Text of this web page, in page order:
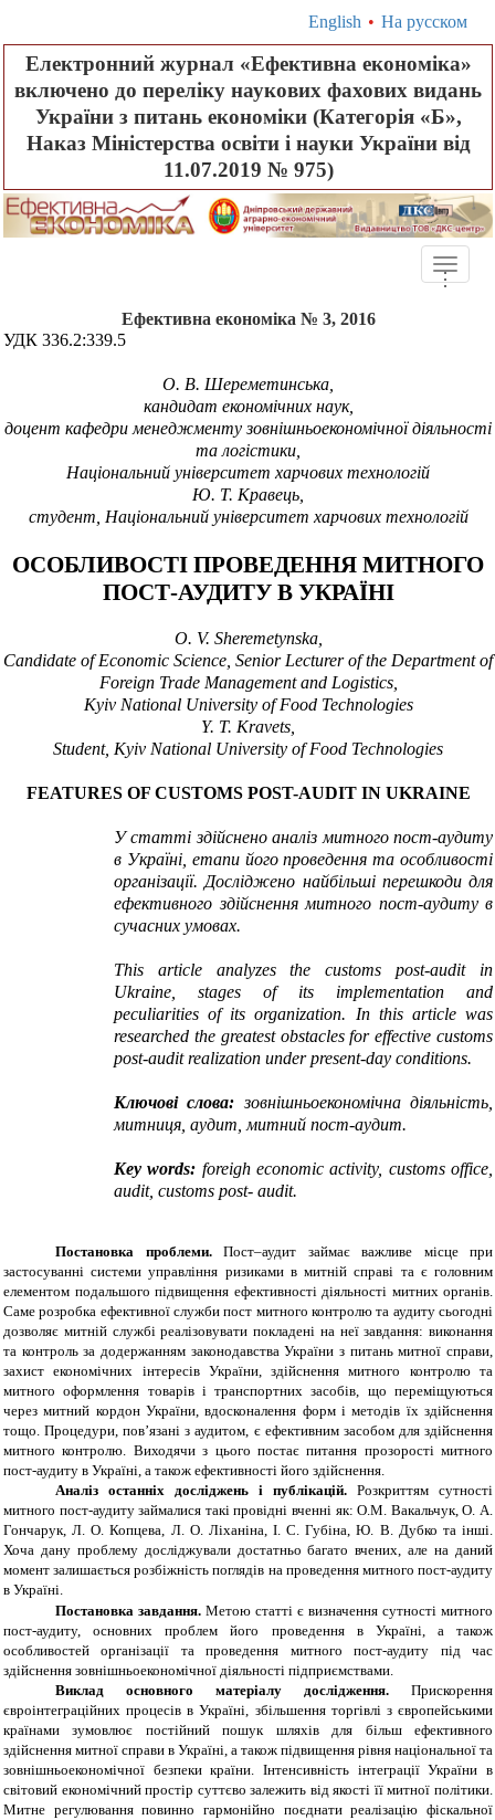
English • На русском
Електронний журнал «Ефективна економіка»
включено до переліку наукових фахових видань
України з питань економіки (Категорія «Б»,
Наказ Міністерства освіти і науки України від
11.07.2019 № 975)
Toggle
...
Ефективна економіка № 3, 2016
УДК 336.2:339.5
О. В. Шереметинська,
кандидат економічних наук,
доцент кафедри менеджменту зовнішньоекономічної діяльності
та логістики,
Національний університет харчових технологій
Ю. Т. Кравець,
студент, Національний університет харчових технологій
ОСОБЛИВОСТІ ПРОВЕДЕННЯ МИТНОГО
ПОСТ-АУДИТУ В УКРАЇНІ
O. V. Sheremetynska,
Candidate of Economic Science, Senior Lecturer of the Department of
Foreign Trade Management and Logistics,
Kyiv National University of Food Technologies
Y. T. Kravets
Student, Kyiv National University of Food Technologies
FEATURES OF CUSTOMS POST-AUDIT IN UKRAINE
У статті здійснено аналіз митного пост-аудиту
в Україні, етапи його проведення та особливості
організації. Досліджено найбільші перешкоди для
ефективного здійснення митного пост-аудиту в
сучасних умовах.
This article analyzes the customspost-audit in
Ukraine, stages of its implementation and
peculiarities of its organization. In this article was
researched the greatest obstacles for effective customs
post-audit realization under present-day conditions.
Ключові слова: зовнішньоекономічна діяльність,
митниця, аудит, митний пост-аудит.
Key words: foreigh economic activity, customs office,
audit, customs post- audit.
Постановка проблеми.Пост–аудит займає важливе місце при
застосуванні системи управління ризиками в митній справі та є головним
елементом подальшого підвищення ефективності діяльності митних органів.
Саме розробка ефективної служби пост митного контролю та аудиту сьогодні
дозволяє митній службі реалізовувати покладені на неї завдання: виконання
та контроль за додержанням законодавства України з питань митної справи,
захист економічних інтересів України, здійснення митного контролю та
митного оформлення товарів і транспортних засобів, що переміщуються
через митний кордон України, вдосконалення форм і методів їх здійснення
тощо. Процедури, пов’язані з аудитом, є ефективним засобом для здійснення
митного контролю. Виходячи з цього постає питання прозорості митного
пост-аудиту в Україні, а також ефективності його здійснення.
Аналіз останніх досліджень і публікацій.Розкриттям сутності
митного пост-аудиту займалися такі провідні вченні як: О.М. Вакальчук, О. А.
Гончарук, Л. О. Копцева, Л. О. Ліханіна, І. С. Губіна, Ю. В. Дубко та інші.
Хоча дану проблему досліджували достатньо багато вчених, але на даний
момент залишається розбіжність поглядів на проведення митного пост-аудиту
в Україні.
Постановка завдання. Метою статті є визначення сутності митного
пост-аудиту, основних проблем його проведення в Україні, а також
особливостей організації та проведення митного пост-аудиту під час
здійснення зовнішньоекономічної діяльності підприємствами.
Виклад основного матеріалу дослідження. Прискорення
євроінтеграційних процесів в Україні, збільшення торгівлі з європейськими
країнами зумовлює постійний пошук шляхів для більш ефективного
здійснення митної справи в Україні, а також підвищення рівня національної та
зовнішньоекономічної безпеки країни. Інтенсивність інтеграції України в
світовий економічний простір суттєво залежить від якості її митної політики.
Митне регулювання повинно гармонійно поєднати реалізацію фіскальної